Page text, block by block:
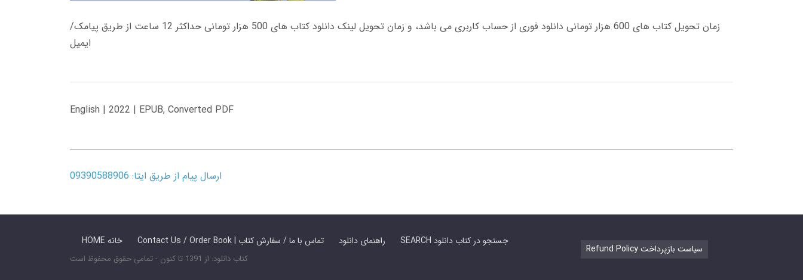
زمان تحویل کتاب های 600 هزار تومانی دانلود فوری از حساب کاربری می باشد، و زمان تحویل لینک دانلود کتاب های 500 هزار تومانی حداکثر 12 ساعت از طریق پیامک/
ایمیل
English | 2022 | EPUB, Converted PDF
ارسال پیام از طریق ایتا: 09390588906
HOME خانه Contact Us / Order Book | تماس با ما / سفارش کتاب راهنمای دانلود SEARCH جستجو در کتاب دانلود
کتاب دانلود: از 1391 تا کنون - تمامی حقوق محفوظ است
Refund Policy سیاست بازپرداخت